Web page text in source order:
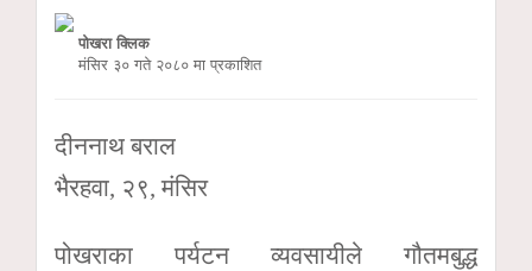
पोखरा क्लिक
मंसिर ३० गते २०८० मा प्रकाशित
दीननाथ बराल
भैरहवा, २९, मंसिर
पोखराका पर्यटन व्यवसायीले गौतमबुद्ध